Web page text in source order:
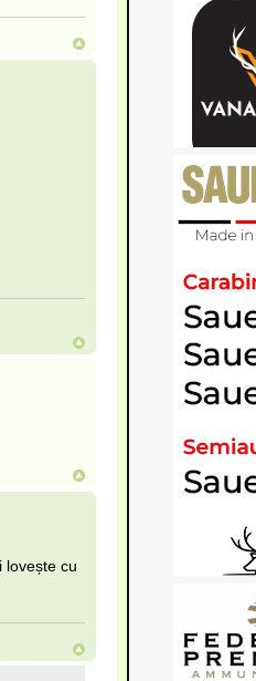
lovește cu